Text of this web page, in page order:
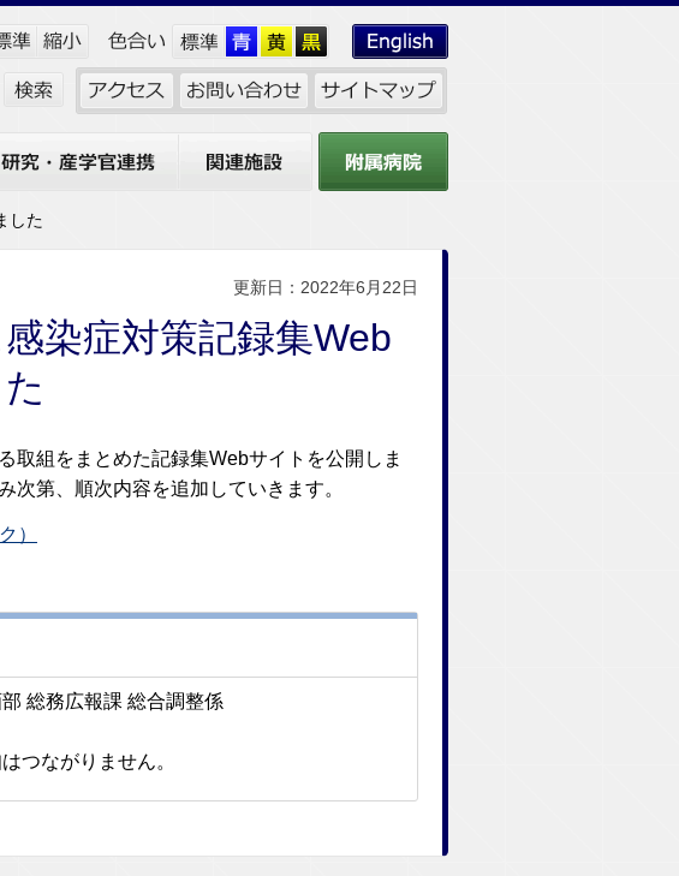
した
更新日：2022年6月22日
染症対策記録集Web
組をまとめた記録集Webサイトを公開しま
次第、順次内容を追加していきます。
）
総務広報課 総合調整係
つながりません。